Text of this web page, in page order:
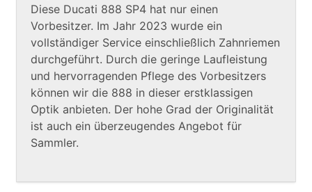
Diese Ducati 888 SP4 hat nur einen
Vorbesitzer. Im Jahr 2023 wurde ein
vollständiger Service einschließlich Zahnriemen
durchgeführt. Durch die geringe Laufleistung
und hervorragenden Pflege des Vorbesitzers
können wir die 888 in dieser erstklassigen
Optik anbieten. Der hohe Grad der Originalität
ist auch ein überzeugendes Angebot für
Sammler.